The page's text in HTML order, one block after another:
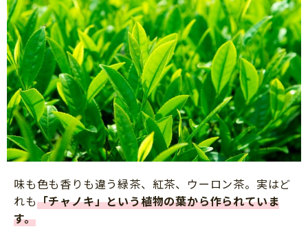
味も色も香りも違う緑茶、紅茶、ウーロン茶。実はど
れも「チャノキ」という植物の葉から作られていま
す。